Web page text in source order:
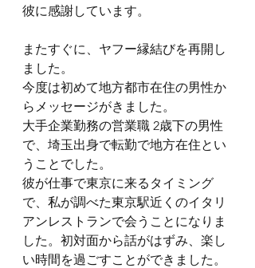
彼に感謝しています。
またすぐに、ヤフー縁結びを再開し
ました。
今度は初めて地方都市在住の男性か
らメッセージがきました。
大手企業勤務の営業職 2歳下の男性
で、埼玉出身で転勤で地方在住とい
うことでした。
彼が仕事で東京に来るタイミング
で、私が調べた東京駅近くのイタリ
アンレストランで会うことになりま
した。初対面から話がはずみ、楽し
い時間を過ごすことができました。